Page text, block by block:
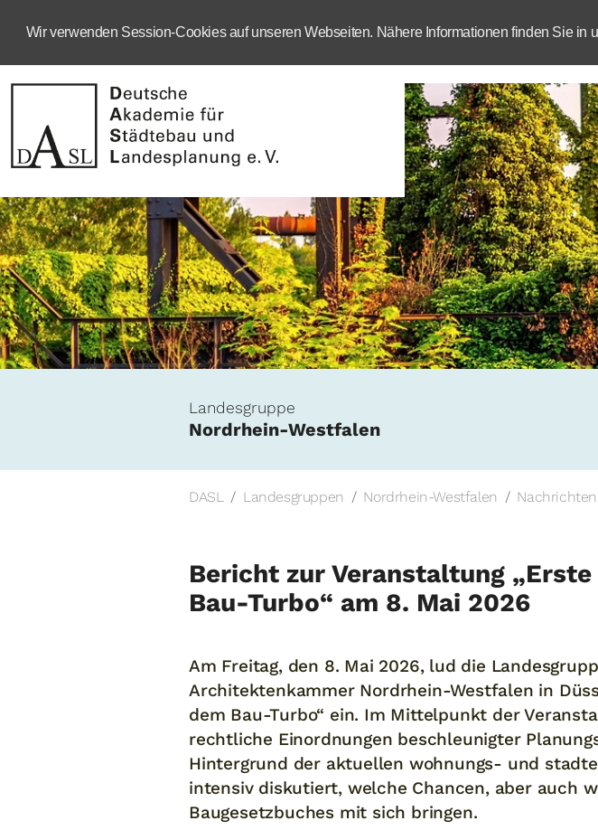
Wir verwenden Session-Cookies auf unseren Webseiten. Nähere Informationen finden Sie in
Landesgruppe
Nordrhein-Westfalen
DASL Landesgruppen Nordrhein-Westfalen Nachrichten
Bericht zur Veranstaltung
Bau-Turbo“ am 8. Mai 2026
Am Freitag, den 8. Mai 2026, lud die
Architektenkammer Nordrhein-Westfalen in
dem Bau-Turbo“ ein. Im Mittelpunkt der
rechtliche Einordnungen beschleunigter
Hintergrund der aktuellen wohnungs- und
intensiv diskutiert, welche Chancen, aber auch
Baugesetzbuches mit sich bringen.